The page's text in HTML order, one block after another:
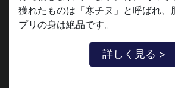
獲れたものは「寒チヌ」と呼ばれ、
プリの身は絶品です。
詳しく見る >